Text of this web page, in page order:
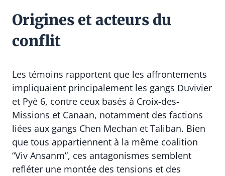
Origines et acteurs du
conflit
Les témoins rapportent que les affrontements
impliquaient principalement les gangs Duvivier
et Pyè 6, contre ceux basés à Croix-des-
Missions et Canaan, notamment des factions
liées aux gangs Chen Mechan et Taliban. Bien
que tous appartiennent à la même coalition
“Viv Ansanm”, ces antagonismes semblent
refléter une montée des tensions et des